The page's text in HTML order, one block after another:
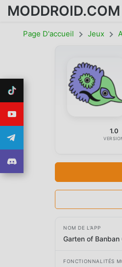
MODDROID.COM
Page D'accueil Jeux
1.0
NOM DE L'APP
Garten of Banban
FONCTIONNALITÉS